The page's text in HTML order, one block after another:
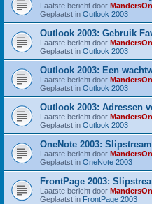
Laatste bericht door
Geplaatst in Outlook 2003
Outlook 2003: Gebruik
Laatste bericht door
Geplaatst in Outlook 2003
Outlook 2003: Een
Laatste bericht door
Geplaatst in Outlook 2003
Outlook 2003: Adressen
Laatste bericht door
Geplaatst in Outlook 2003
OneNote 2003:
Laatste bericht door
Geplaatst in OneNote 2003
FrontPage 2003:
Laatste bericht door
Geplaatst in FrontPage 2003